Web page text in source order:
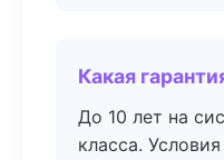
Какая
До 10 лет на
класса.